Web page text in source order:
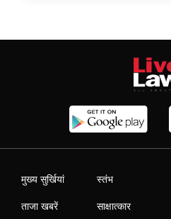
मुख्य सुर्खियां
ताजा खबरें
स्तंभ
साक्षात्कार